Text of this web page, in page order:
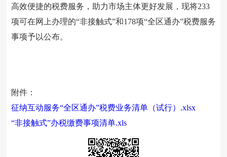
高效便捷的税费服务，助力市场主体更好发展，现将233
项可在网上办理的“非接触式”和178项“全区通办”税费服务
事项予以公布。
附件：
征纳互动服务“全区通办”税费业务清单（试行）.xlsx
“非接触式”办税缴费事项清单.xls